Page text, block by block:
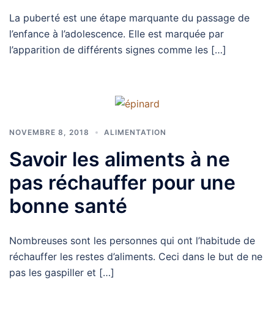
La puberté est une étape marquante du passage de
l’enfance à l’adolescence. Elle est marquée par
l’apparition de différents signes comme les […]
NOVEMBRE 8, 2018 ALIMENTATION
Savoir les aliments à ne
pas réchauffer pour une
bonne santé
Nombreuses sont les personnes qui ont l’habitude de
réchauffer les restes d’aliments. Ceci dans le but de ne
pas les gaspiller et […]